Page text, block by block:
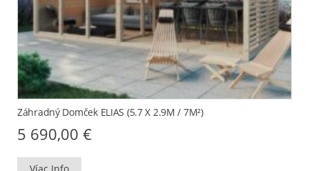
Záhradný Domček ELIAS (5.7 X 2.9M / 7M²)
5 690,00 €